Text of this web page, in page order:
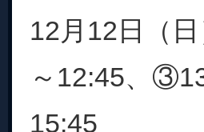
12月12日（
～12:45、
15:45